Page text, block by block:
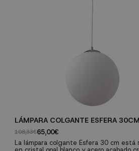
LÁMPARA COLGANTE ESFERA 30CM
108,33€65,00€
La lámpara colgante Esfera 30 cm está